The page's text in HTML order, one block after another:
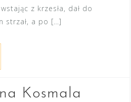
z krzesła, dał do
strzał, a po […]
Kosmala